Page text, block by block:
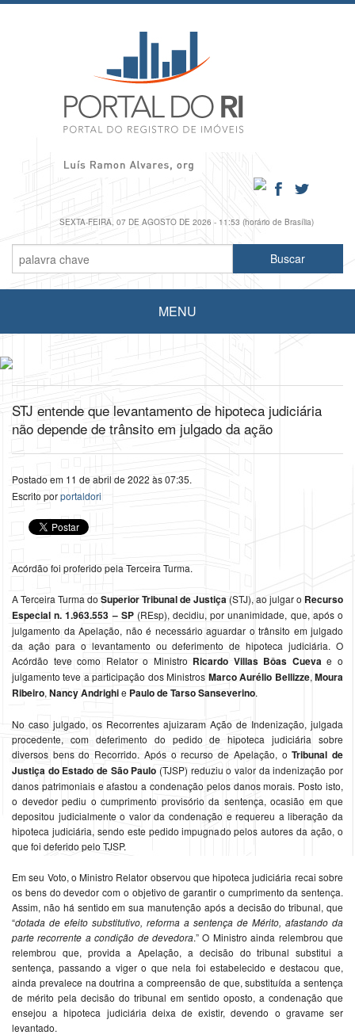
SEXTA-FEIRA, 07 DE AGOSTO DE 2026 - 11:53 (horário de Brasília)
MENU
STJ entende que levantamento de hipoteca judiciária
não depende de trânsito em julgado da ação
Postado em 11 de abril de 2022 às 07:35.
Escrito porportaldori
Acórdão foi proferido pela Terceira Turma.
A Terceira Turma do Superior Tribunal de Justiça (STJ), ao julgar o Recurso
Especial n. 1.963.553 – SP(REsp), decidiu, por unanimidade, que, após o
julgamento da Apelação, não é necessário aguardar o trânsito em julgado
da ação para o levantamento ou deferimento de hipoteca judiciária. O
Acórdão teve como Relator o Ministro Ricardo Villas Bôas Cueva e o
julgamento teve a participação dos Ministros Marco Aurélio Bellizze,Moura
Ribeiro, Nancy Andrighie Paulo de Tarso Sanseverino.
No caso julgado, os Recorrentes ajuizaram Ação de Indenização, julgada
procedente, com deferimento do pedido de hipoteca judiciária sobre
diversos bens do Recorrido. Após o recurso de Apelação, oTribunal de
Justiça do Estado de São Paulo (TJSP) reduziu o valor da indenização por
danos patrimoniais e afastou a condenação pelos danos morais. Posto isto,
o devedor pediu o cumprimento provisório da sentença, ocasião em que
depositou judicialmente o valor da condenação e requereu a liberação da
hipoteca judiciária, sendo este pedido impugnado pelos autores da ação, o
que foi deferido pelo TJSP.
Em seu Voto, o Ministro Relator observou que hipoteca judiciária recai sobre
os bens do devedor com o objetivo de garantir o cumprimento da sentença.
Assim, não há sentido em sua manutenção após a decisão do tribunal, que
“dotada de efeito substitutivo, reforma a sentença de Mérito, afastando da
parte recorrente a condição de devedora.” O Ministro ainda relembrou que
relembrou que, provida a Apelação, a decisão do tribunal substitui a
sentença, passando a viger o que nela foi estabelecido e destacou que,
ainda prevalece na doutrina a compreensão de que, substituída a sentença
de mérito pela decisão do tribunal em sentido oposto, a condenação que
ensejou a hipoteca judiciária deixa de existir, devendo o gravame ser
levantado.